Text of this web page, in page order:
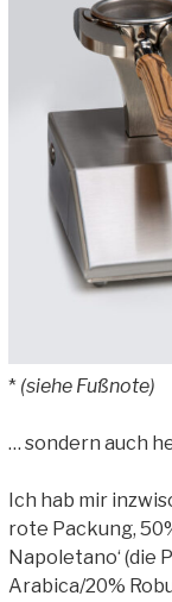
* (siehe Fußnote)
… sondern auch
Ich hab mir
rote Packung,
Napoletano‘ (die
Arabica/20%